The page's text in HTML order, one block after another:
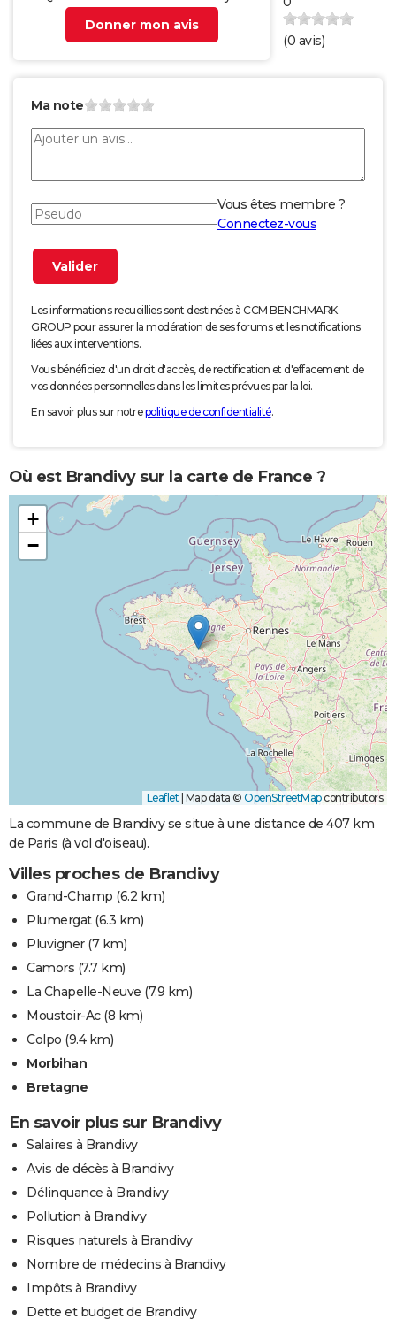
Donner mon avis
(0 avis)
Ma note
Vous êtes membre ?
Connectez-vous
Les informations recueillies sont destinées à CCM BENCHMARK
GROUP pour assurer la modération de ses forums et les notifications
liées aux interventions.
Vous bénéficiez d'un droit d'accès, de rectification et d'effacement de
vos données personnelles dans les limites prévues par la loi.
En savoir plus sur notrepolitique de confidentialité.
Où est Brandivy sur la carte de France ?
+
−
Leaflet Map data © OpenStreetMapcontributors
La commune de Brandivy se situe à une distance de 407 km
de Paris (à vol d'oiseau).
Villes proches de Brandivy
Grand-Champ (6.2 km)
Plumergat(6.3 km)
Pluvigner(7 km)
Camors (7.7 km)
La Chapelle-Neuve (7.9 km)
Moustoir-Ac(8 km)
Colpo (9.4 km)
Morbihan
Bretagne
En savoir plus sur Brandivy
Salaires à Brandivy
Avis de décès à Brandivy
Délinquance à Brandivy
Pollution à Brandivy
Risques naturels à Brandivy
Nombre de médecins à Brandivy
Impôts à Brandivy
Dette et budget de Brandivy